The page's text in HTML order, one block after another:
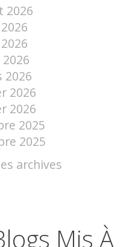
2026
2026
2026
2026
2025
2025
archives
Mis À